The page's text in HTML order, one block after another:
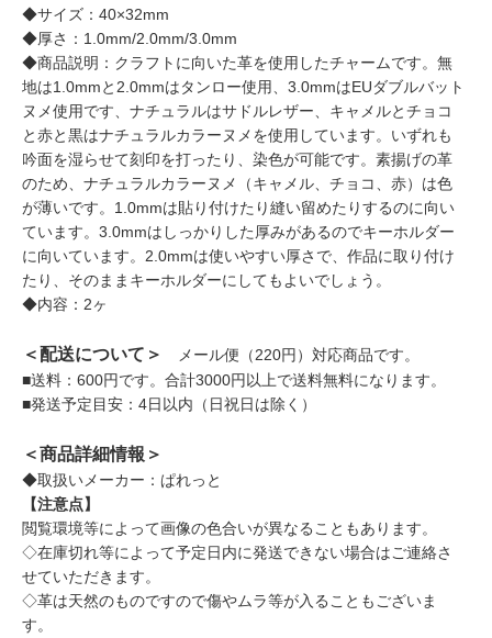
◆サイズ：40×32mm
◆厚さ：1.0mm/2.0mm/3.0mm
◆商品説明：クラフトに向いた革を使用したチャームです。無
地は1.0mmと2.0mmはタンロー使用、3.0mmはEUダブルバット
ヌメ使用です、ナチュラルはサドルレザー、キャメルとチョコ
と赤と黒はナチュラルカラーヌメを使用しています。いずれも
吟面を湿らせて刻印を打ったり、染色が可能です。素揚げの革
のため、ナチュラルカラーヌメ（キャメル、チョコ、赤）は色
が薄いです。1.0mmは貼り付けたり縫い留めたりするのに向い
ています。3.0mmはしっかりした厚みがあるのでキーホルダー
に向いています。2.0mmは使いやすい厚さで、作品に取り付け
たり、そのままキーホルダーにしてもよいでしょう。
◆内容：2ヶ
＜配送について＞
メール便（220円）対応商品です。
■送料：600円です。合計3000円以上で送料無料になります。
■発送予定目安：4日以内（日祝日は除く）
＜商品詳細情報＞
◆取扱いメーカー：ぱれっと
【注意点】
閲覧環境等によって画像の色合いが異なることもあります。
◇在庫切れ等によって予定日内に発送できない場合はご連絡さ
せていただきます。
◇革は天然のものですので傷やムラ等が入ることもございま
す。